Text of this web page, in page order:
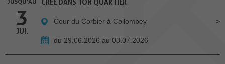
JUSQU'AU
3
JUI.
CRÉE DANS TON QUARTIER
Cour du Corbier à Collombey
du 29.06.2026 au 03.07.2026